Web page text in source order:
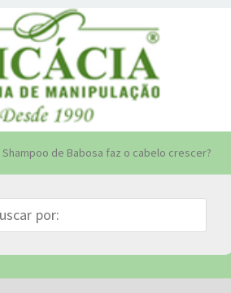
Shampoo de Babosa faz o cabelo crescer?